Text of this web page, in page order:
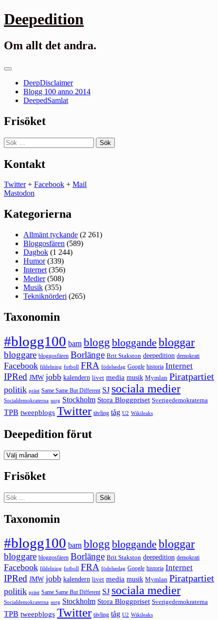
Gå
till
Deepedition
Om allt det andra.
Primär
DeepDisclaimer
Blogg 100 anno 2014
DeepedSamlat
Frisöket
Sök
efter:
Kontakt
Twitter+ Facebook + Mail
Mastodon
Kategorierna
Allmänt tyckande (2 261)
Bloggosfären (589)
Dagbok (1 244)
Humor(339)
Internet (356)
Medier(508)
Musik (355)
Tekniknörderi (265)
Taxonomin
#blogg100 barn blogg bloggande bloggar
bloggare bloggosfären Borlänge Brit Stakston deepedition demokrati
Facebook fildelning fotboll FRA födelsedag Google historia Internet
IPRed JMW jobb kalendern livet media musik Mymlan Piratpartiet
politik präst Same Same But Different SJ sociala medier
Socialdemokraterna sorg Stockholm Stora Bloggpriset Sverigedemokraterna
TPB tweepblogs Twitter tävling tåg U2 Wikileaks
Deepedition förut
Deepedition
Frisöket
Sök
efter:
Taxonomin
#blogg100 barn blogg bloggande bloggar
bloggare bloggosfären Borlänge Brit Stakston deepedition demokrati
Facebook fildelning fotboll FRA födelsedag Google historia Internet
IPRed JMW jobb kalendern livet media musik Mymlan Piratpartiet
politik präst Same Same But Different SJ sociala medier
Socialdemokraterna sorg Stockholm Stora Bloggpriset Sverigedemokraterna
TPB tweepblogs Twitter tävling tåg U2 Wikileaks